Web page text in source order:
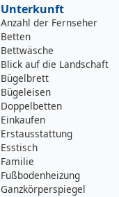
Unterkunft
Anzahl der Fernseher
Betten
Bettwäsche
Blick auf die Landschaft
Bügelbrett
Bügeleisen
Doppelbetten
Einkaufen
Erstausstattung
Esstisch
Familie
Fußbodenheizung
Ganzkörperspiegel